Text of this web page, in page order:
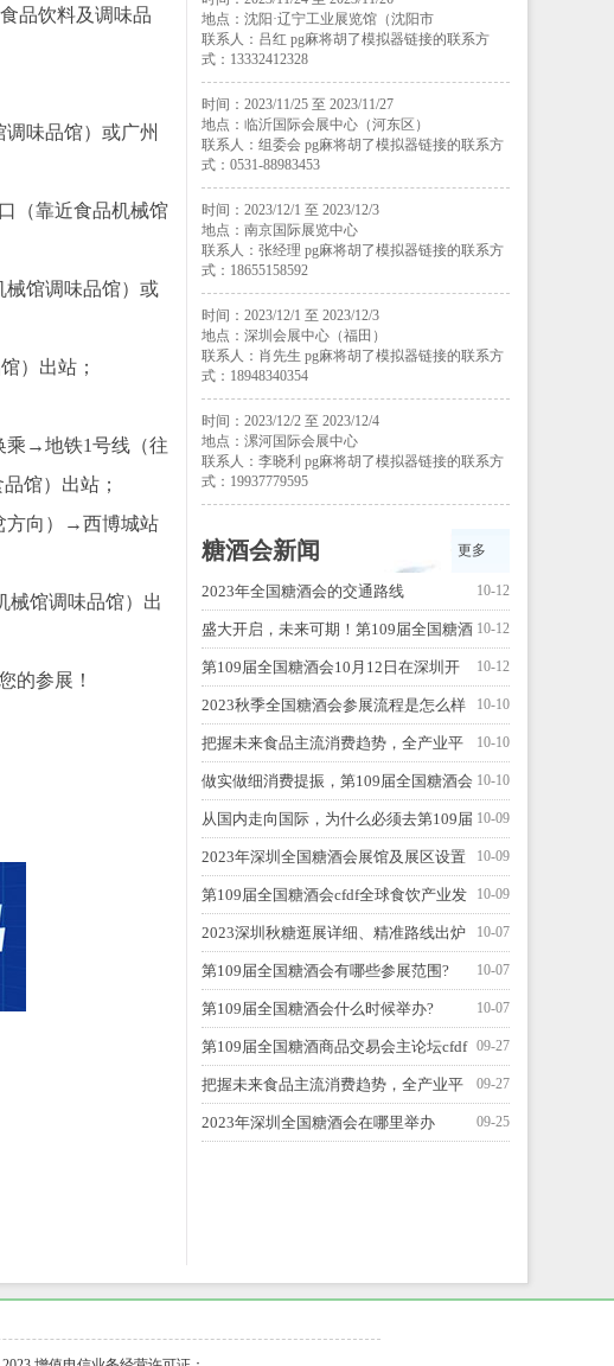
品饮料及调味品
味品馆）或广州
（靠近食品机械馆
馆调味品馆）或
）出站；
乘→地铁1号线（往
馆）出站；
方向）→西博城站
馆调味品馆）出
的参展！
地点：沈阳·辽宁工业展览馆（沈阳市
联系人：吕红 pg麻将胡了模拟器链接的联系方
式：13332412328
时间：2023/11/25 至 2023/11/27
地点：临沂国际会展中心（河东区）
联系人：组委会 pg麻将胡了模拟器链接的联系方
式：0531-88983453
时间：2023/12/1 至 2023/12/3
地点：南京国际展览中心
联系人：张经理 pg麻将胡了模拟器链接的联系方
式：18655158592
时间：2023/12/1 至 2023/12/3
地点：深圳会展中心（福田）
联系人：肖先生 pg麻将胡了模拟器链接的联系方
式：18948340354
时间：2023/12/2 至 2023/12/4
地点：漯河国际会展中心
联系人：李晓利 pg麻将胡了模拟器链接的联系方
式：19937779595
糖酒会新闻 更多
10-12
2023年全国糖酒会的交通路线
10-12
盛大开启，未来可期！第109届全国糖酒
会，惊喜升级！ 10-12
第109届全国糖酒会10月12日在深圳开
幕！ 10-10
2023秋季全国糖酒会参展流程是怎么样
的？ 10-10
把握未来食品主流消费趋势，全产业平
台赋能实现多方共赢 10-10
做实做细消费提振，第109届全国糖酒会
积极推进“以展兴业” 10-09
从国内走向国际，为什么必须去第109届
全国糖酒会？ 10-09
2023年深圳全国糖酒会展馆及展区设置
10-09
第109届全国糖酒会cfdf全球食饮产业发
展峰会 10-07
2023深圳秋糖逛展详细、精准路线出炉
啦！ 10-07
第109届全国糖酒会有哪些参展范围?
10-07
第109届全国糖酒会什么时候举办?
09-27
第109届全国糖酒商品交易会主论坛cfdf
全球食饮产业发展峰会 09-27
把握未来食品主流消费趋势，全产业平
台赋能实现多方共赢 09-25
2023年深圳全国糖酒会在哪里举办